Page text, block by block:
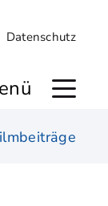
Datenschutz